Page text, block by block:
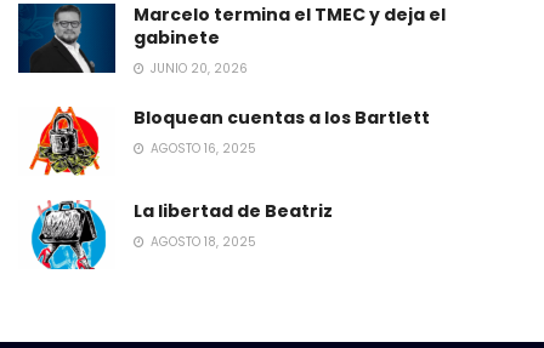
Marcelo termina el TMEC y deja el
gabinete
JUNIO 20, 2026
Bloquean cuentas a los Bartlett
AGOSTO 16, 2025
La libertad de Beatriz
AGOSTO 18, 2025